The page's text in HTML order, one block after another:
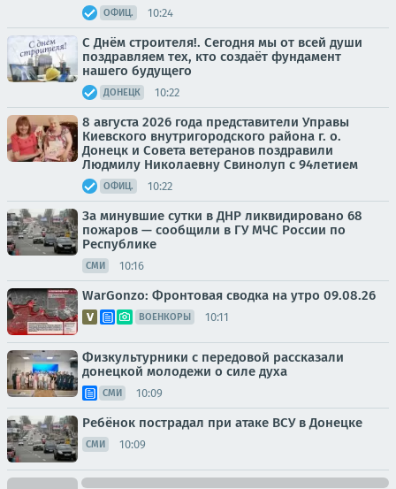
ОФИЦ. 10:24
С Днём строителя!. Сегодня мы от всей души
поздравляем тех, кто создаёт фундамент
нашего будущего
ДОНЕЦК 10:22
8 августа 2026 года представители Управы
Киевского внутригородского района г. о.
Донецк и Совета ветеранов поздравили
Людмилу Николаевну Свинолуп с 94летием
ОФИЦ. 10:22
За минувшие сутки в ДНР ликвидировано 68
пожаров — сообщили в ГУ МЧС России по
Республике
СМИ 10:16
WarGonzo: Фронтовая сводка на утро 09.08.26
ВОЕНКОРЫ 10:11
Физкультурники с передовой рассказали
донецкой молодежи о силе духа
СМИ 10:09
Ребёнок пострадал при атаке ВСУ в Донецке
СМИ 10:09